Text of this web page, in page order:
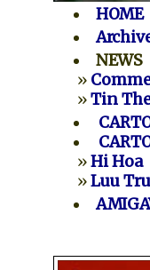
HOME
NEWS
»
»Tin
»Hi Hoa
»Luu Tru